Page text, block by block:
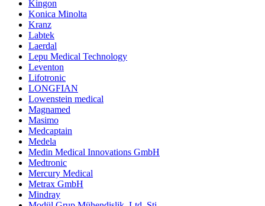
Kingon
Konica Minolta
Kranz
Labtek
Laerdal
Lepu Medical Technology
Leventon
Lifotronic
LONGFIAN
Lowenstein medical
Magnamed
Masimo
Medcaptain
Medela
Medin Medical Innovations GmbH
Medtronic
Mercury Medical
Metrax GmbH
Mindray